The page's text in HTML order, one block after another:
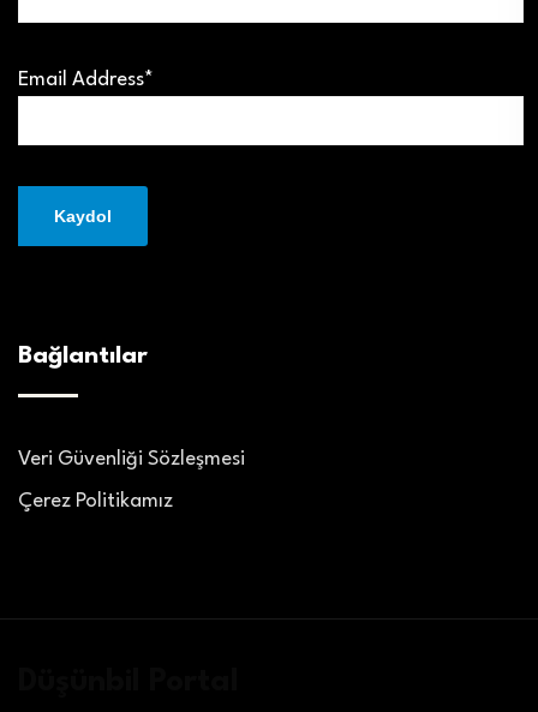
Email Address*
Bağlantılar
Veri Güvenliği Sözleşmesi
Çerez Politikamız